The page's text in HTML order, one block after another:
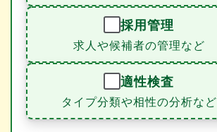
採用管理
求人や候補者の管理など
適性検査
タイプ分類や相性の分析など